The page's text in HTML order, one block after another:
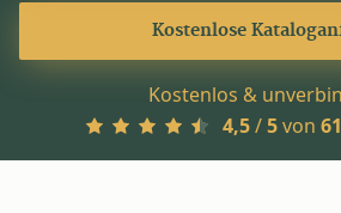
Kostenlose
Kostenlos &
4,5/5von